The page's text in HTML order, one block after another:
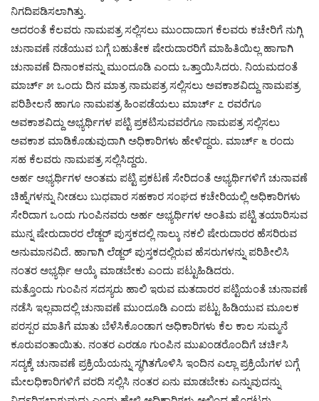
ನಿಗದಿಪಡಿಸಲಾಗಿತ್ತು.
ಅದರಂತೆ ಕೆಲವರು ನಾಮಪತ್ರ ಸಲ್ಲಿಸಲು ಮುಂದಾದಾಗ ಕೆಲವರು ಕಚೇರಿಗೆ ನುಗ್ಗಿ
ಚುನಾವಣೆ ನಡೆಯುವ ಬಗ್ಗೆ ಬಹುತೇಕ ಷೇರುದಾರರಿಗೆ ಮಾಹಿತಿಯಿಲ್ಲ ಹಾಗಾಗಿ
ಚುನಾವಣೆ ದಿನಾಂಕವನ್ನು ಮುಂದೂಡಿ ಎಂದು ಒತ್ತಾಯಿಸಿದರು. ನಿಯಮದಂತೆ
ಮಾರ್ಚ್ ೫ ಒಂದು ದಿನ ಮಾತ್ರ ನಾಮಪತ್ರ ಸಲ್ಲಿಸಲು ಅವಕಾಶವಿದ್ದು ನಾಮಪತ್ರ
ಪರಿಶೀಲನೆ ಹಾಗೂ ನಾಮಪತ್ರ ಹಿಂಪಡೆಯಲು ಮಾರ್ಚ್ ೭ ರವರೆಗೂ
ಅವಕಾಶವಿದ್ದು ಅಭ್ಯರ್ಥಿಗಳ ಪಟ್ಟಿ ಪ್ರಕಟಿಸುವವರೆಗೂ ನಾಮಪತ್ರ ಸಲ್ಲಿಸಲು
ಅವಕಾಶ ಮಾಡಿಕೊಡುವುದಾಗಿ ಅಧಿಕಾರಿಗಳು ಹೇಳಿದ್ದರು. ಮಾರ್ಚ್ ೬ ರಂದು
ಸಹ ಕೆಲವರು ನಾಮಪತ್ರ ಸಲ್ಲಿಸಿದ್ದರು.
ಅರ್ಹ ಅಭ್ಯರ್ಥಿಗಳ ಅಂತಮ ಪಟ್ಟಿ ಪ್ರಕಟಣೆ ಸೇರಿದಂತೆ ಅಭ್ಯರ್ಥಿಗಳಿಗೆ ಚುನಾವಣೆ
ಚಿಹ್ನೆಗಳನ್ನು ನೀಡಲು ಬುಧವಾರ ಸಹಕಾರ ಸಂಘದ ಕಚೇರಿಯಲ್ಲಿ ಅಧಿಕಾರಿಗಳು
ಸೇರಿದಾಗ ಒಂದು ಗುಂಪಿನವರು ಅರ್ಹ ಅಭ್ಯರ್ಥಿಗಳ ಅಂತಿಮ ಪಟ್ಟಿ ತಯಾರಿಸುವ
ಮುನ್ನ ಷೇರುದಾರರ ಲೆಡ್ಜರ್ ಪುಸ್ತಕದಲ್ಲಿ ನಾಲ್ಕು ನಕಲಿ ಷೇರುದಾರರ ಹೆಸರಿರುವ
ಅನುಮಾನವಿದೆ. ಹಾಗಾಗಿ ಲೆಡ್ಜರ್ ಪುಸ್ತಕದಲ್ಲಿರುವ ಹೆಸರುಗಳನ್ನು ಪರಿಶೀಲಿಸಿ
ನಂತರ ಅಭ್ಯರ್ಥಿ ಆಯ್ಕೆ ಮಾಡಬೇಕು ಎಂದು ಪಟ್ಟುಹಿಡಿದರು.
ಮತ್ತೊಂದು ಗುಂಪಿನ ಸದಸ್ಯರು ಹಾಲಿ ಇರುವ ಮತದಾರರ ಪಟ್ಟಿಯಂತೆ ಚುನಾವಣೆ
ನಡೆಸಿ ಇಲ್ಲವಾದಲ್ಲಿ ಚುನಾವಣೆ ಮುಂದೂಡಿ ಎಂದು ಪಟ್ಟು ಹಿಡಿಯುವ ಮೂಲಕ
ಪರಸ್ಪರ ಮಾತಿಗೆ ಮಾತು ಬೆಳೆಸಿಕೊಂಡಾಗ ಅಧಿಕಾರಿಗಳು ಕೆಲ ಕಾಲ ಸುಮ್ಮನೆ
ಕೂರುವಂತಾಯಿತು. ನಂತರ ಎರಡೂ ಗುಂಪಿನ ಮುಖಂಡರೊಂದಿಗೆ ಚರ್ಚಿಸಿ
ಸದ್ಯಕ್ಕೆ ಚುನಾವಣೆ ಪ್ರಕ್ರಿಯೆಯನ್ನು ಸ್ಥಗಿತಗೊಳಿಸಿ ಇಂದಿನ ಎಲ್ಲಾ ಪ್ರಕ್ರಿಯೆಗಳ ಬಗ್ಗೆ
ಮೇಲಧಿಕಾರಿಗಳಿಗೆ ವರದಿ ಸಲ್ಲಿಸಿ ನಂತರ ಏನು ಮಾಡಬೇಕು ಎನ್ನುವುದನ್ನು